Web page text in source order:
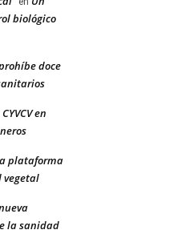
biológico
doce
en
plataforma
vegetal
la sanidad